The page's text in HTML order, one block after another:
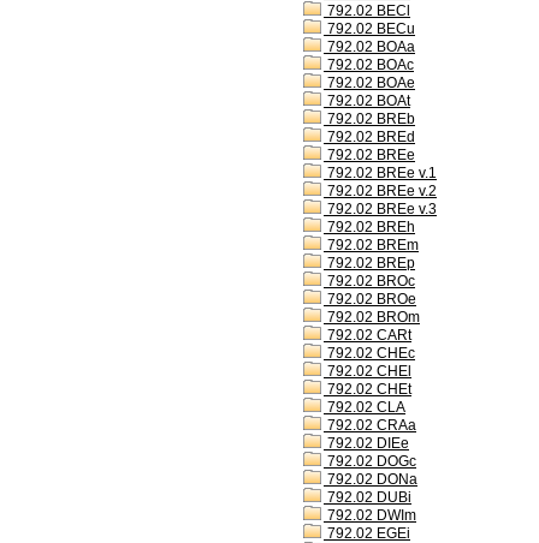
792.02 BECl
792.02 BECu
792.02 BOAa
792.02 BOAc
792.02 BOAe
792.02 BOAt
792.02 BREb
792.02 BREd
792.02 BREe
792.02 BREe v.1
792.02 BREe v.2
792.02 BREe v.3
792.02 BREh
792.02 BREm
792.02 BREp
792.02 BROc
792.02 BROe
792.02 BROm
792.02 CARt
792.02 CHEc
792.02 CHEl
792.02 CHEt
792.02 CLA
792.02 CRAa
792.02 DIEe
792.02 DOGc
792.02 DONa
792.02 DUBi
792.02 DWIm
792.02 EGEi